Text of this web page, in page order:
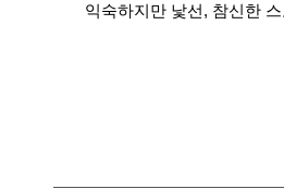
익숙하지만 낯선, 참신한